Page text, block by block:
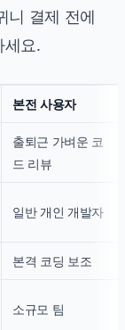
니 결제 전에
세요.
본전 사용자
출퇴근 가벼운 코
드 리뷰
일반 개인 개발자
본격 코딩 보조
소규모 팀